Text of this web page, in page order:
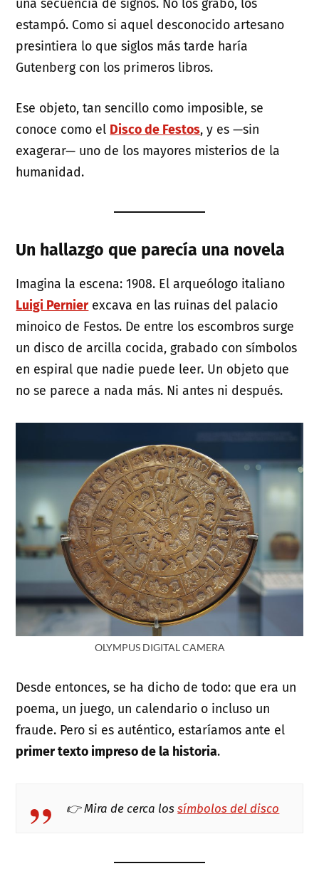
una secuencia de signos. No los grabó, los
estampó. Como si aquel desconocido artesano
presintiera lo que siglos más tarde haría
Gutenberg con los primeros libros.
Ese objeto, tan sencillo como imposible, se
conoce como el Disco de Festos, y es —sin
exagerar— uno de los mayores misterios de la
humanidad.
Un hallazgo que parecía una novela
Imagina la escena: 1908. El arqueólogo italiano
Luigi Pernierexcava en las ruinas del palacio
minoico de Festos. De entre los escombros surge
un disco de arcilla cocida, grabado con símbolos
en espiral que nadie puede leer. Un objeto que
no se parece a nada más. Ni antes ni después.
OLYMPUS DIGITAL CAMERA
Desde entonces, se ha dicho de todo: que era un
poema, un juego, un calendario o incluso un
fraude. Pero si es auténtico, estaríamos ante el
primer texto impreso de la historia.
👉 Mira de cerca lossímbolos del disco